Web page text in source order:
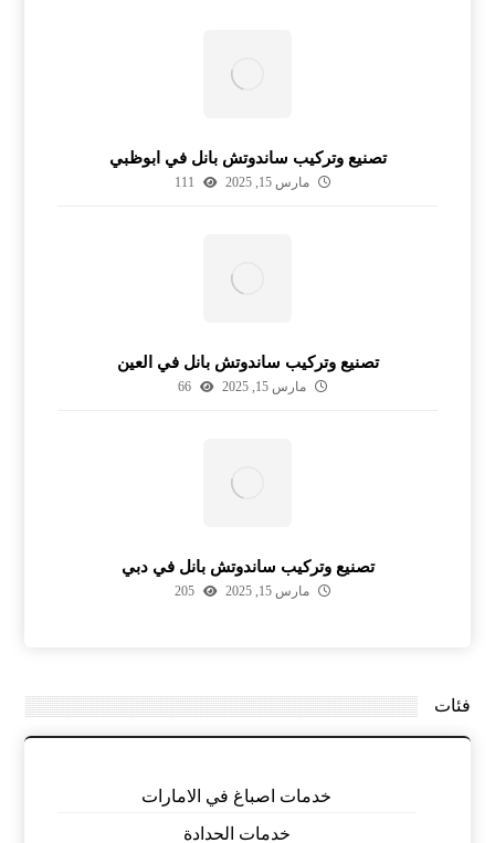
تصنيع وتركيب ساندوتش بانل في ابوظبي
مارس 15, 2025 111
تصنيع وتركيب ساندوتش بانل في العين
مارس 15, 2025 66
تصنيع وتركيب ساندوتش بانل في دبي
مارس 15, 2025 205
فئات
خدمات اصباغ في الامارات
خدمات الحدادة